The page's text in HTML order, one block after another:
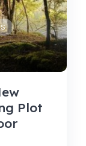
Plot